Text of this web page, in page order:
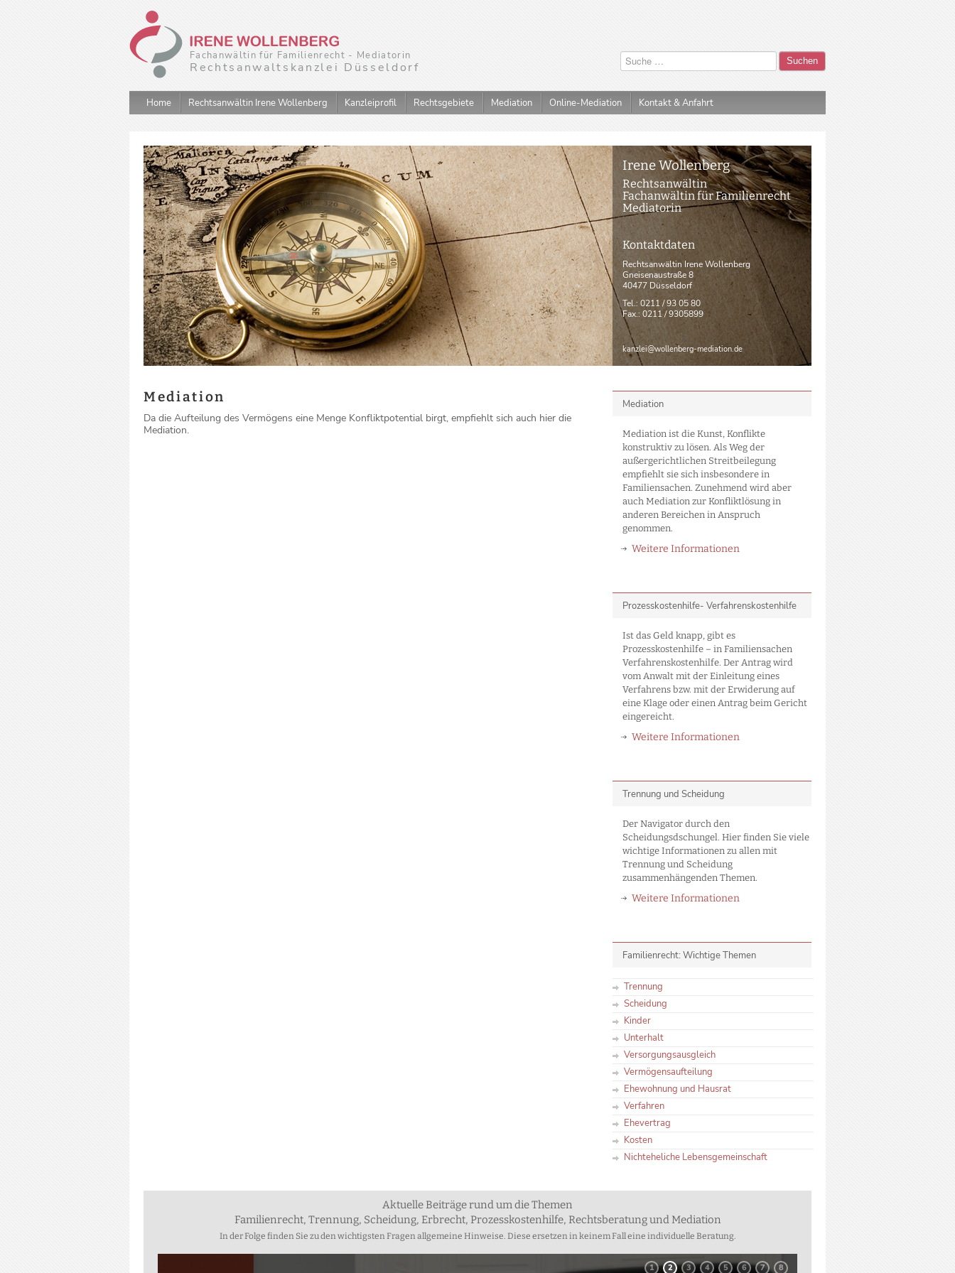
Fachanwältin für Familienrecht - Mediatorin
Rechtsanwaltskanzlei Düsseldorf Suchen
Home Rechtsanwältin Irene Wollenberg Kanzleiprofil Rechtsgebiete Mediation Online-Mediation Kontakt & Anfahrt
Irene Wollenberg
Rechtsanwältin
Fachanwältin für Familienrecht
Mediatorin
Kontaktdaten
Rechtsanwältin Irene Wollenberg
Gneisenaustraße 8
40477 Düsseldorf
Tel.: 0211 / 93 05 80
Fax.: 0211 / 9305899
kanzlei@wollenberg-mediation.de
Mediation
Da die Aufteilung des Vermögens eine Menge Konfliktpotential birgt, empfiehlt sich auch hier die
Mediation.
Mediation
Mediation ist die Kunst, Konflikte
konstruktiv zu lösen. Als Weg der
außergerichtlichen Streitbeilegung
empfiehlt sie sich insbesondere in
Familiensachen. Zunehmend wird aber
auch Mediation zur Konfliktlösung in
anderen Bereichen in Anspruch
genommen.
Weitere Informationen
Prozesskostenhilfe- Verfahrenskostenhilfe
Ist das Geld knapp, gibt es
Prozesskostenhilfe – in Familiensachen
Verfahrenskostenhilfe. Der Antrag wird
vom Anwalt mit der Einleitung eines
Verfahrens bzw. mit der Erwiderung auf
eine Klage oder einen Antrag beim Gericht
eingereicht.
Weitere Informationen
Trennung und Scheidung
Der Navigator durch den
Scheidungsdschungel. Hier finden Sie viele
wichtige Informationen zu allen mit
Trennung und Scheidung
zusammenhängenden Themen.
Weitere Informationen
Familienrecht: Wichtige Themen
Trennung
Scheidung
Kinder
Unterhalt
Versorgungsausgleich
Vermögensaufteilung
Ehewohnung und Hausrat
Verfahren
Ehevertrag
Kosten
Nichteheliche Lebensgemeinschaft
Aktuelle Beiträge rund um die Themen
Familienrecht, Trennung, Scheidung, Erbrecht, Prozesskostenhilfe, Rechtsberatung und Mediation
In der Folge finden Sie zu den wichtigsten Fragen allgemeine Hinweise. Diese ersetzen in keinem Fall eine individuelle Beratung.
1 2 3 4 5 6 7 8